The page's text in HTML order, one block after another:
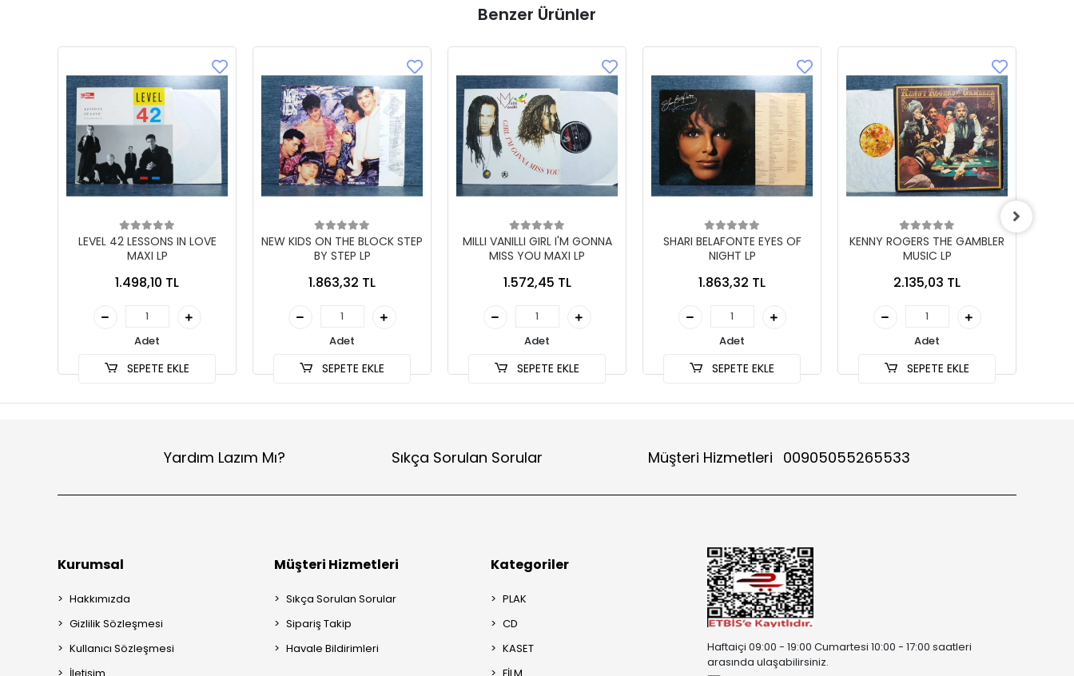
Benzer Ürünler
LEVEL 42 LESSONS IN LOVE
MAXI LP
1.498,10 TL
Adet
SEPETE EKLE
NEW KIDS ON THE BLOCK STEP
BY STEP LP
1.863,32 TL
Adet
SEPETE EKLE
MILLI VANILLI GIRL I'M GONNA
MISS YOU MAXI LP
1.572,45 TL
Adet
SEPETE EKLE
SHARI BELAFONTE EYES OF
NIGHT LP
1.863,32 TL
Adet
SEPETE EKLE
KENNY ROGERS THE GAMBLER
MUSIC LP
2.135,03 TL
Adet
SEPETE EKLE
Yardım Lazım Mı? Sıkça Sorulan Sorular Müşteri Hizmetleri 00905055265533
Kurumsal
Hakkımızda
Gizlilik Sözleşmesi
Kullanıcı Sözleşmesi
Müşteri Hizmetleri
Sıkça Sorulan Sorular
Sipariş Takip
Havale Bildirimleri
Kategoriler
PLAK
CD
KASET
Haftaiçi 09:00 - 19:00 Cumartesi 10:00 - 17:00 saatleri
arasında ulaşabilirsiniz.